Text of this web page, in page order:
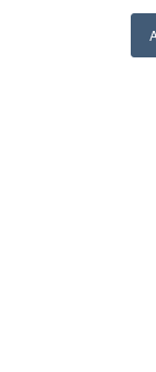
bénéfices
approche se